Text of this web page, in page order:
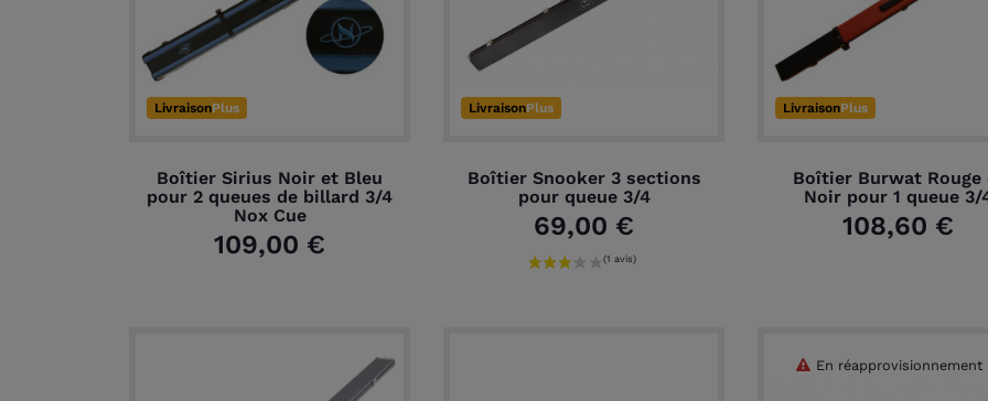
LivraisonPlus
Boîtier Sirius Noir et Bleu
pour 2 queues de billard 3/4
Nox Cue
109,00 €
LivraisonPlus
Boîtier Snooker 3 sections
pour queue 3/4
69,00 €
LivraisonPlus
Boîtier Burwat Rouge
Noir pour 1 queue 3/
108,60 €
En réapprovisionnement